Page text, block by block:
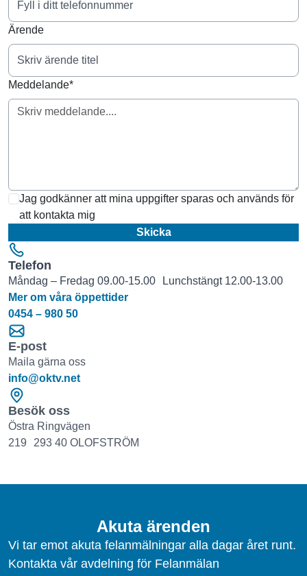
Ärende
Meddelande*
Jag godkänner att mina uppgifter sparas och används för
att kontakta mig
Skicka
Telefon
Måndag – Fredag 09.00-15.00 Lunchstängt 12.00-13.00
Mer om våra öppettider
0454 – 980 50
E-post
Maila gärna oss
info@oktv.net
Besök oss
Östra Ringvägen
219 293 40 OLOFSTRÖM
Akuta ärenden
Vi tar emot akuta felanmälningar alla dagar året runt.
Kontakta vår avdelning för Felanmälan